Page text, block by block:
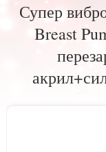
Супер
Breast